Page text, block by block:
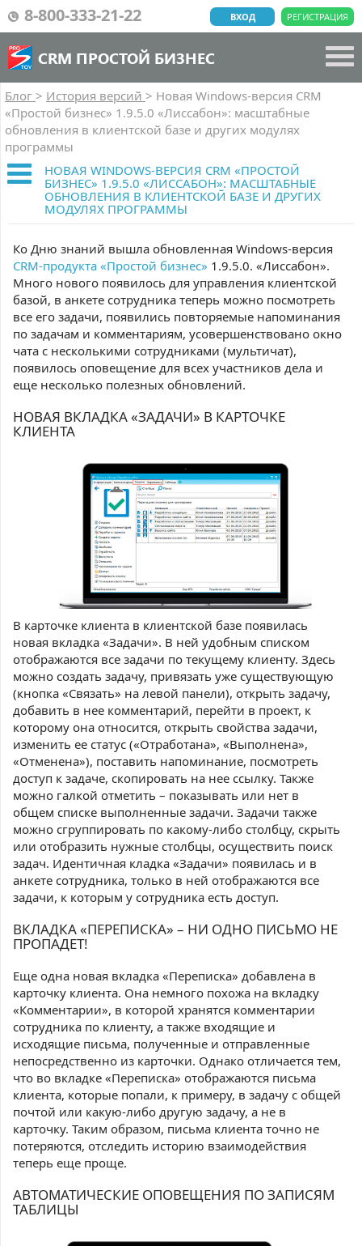
8-800-333-21-22 РЕГИСТРАЦИЯ
ВХОД
CRM ПРОСТОЙ БИЗНЕС
Блог > История версий > Новая Windows-версия CRM
«Простой бизнес» 1.9.5.0 «Лиссабон»: масштабные
обновления в клиентской базе и других модулях
программы
НОВАЯ WINDOWS-ВЕРСИЯ CRM «ПРОСТОЙ
БИЗНЕС» 1.9.5.0 «ЛИССАБОН»: МАСШТАБНЫЕ
ОБНОВЛЕНИЯ В КЛИЕНТСКОЙ БАЗЕ И ДРУГИХ
МОДУЛЯХ ПРОГРАММЫ
Ко Дню знаний вышла обновленная Windows-версия
CRM-продукта «Простой бизнес» 1.9.5.0. «Лиссабон».
Много нового появилось для управления клиентской
базой, в анкете сотрудника теперь можно посмотреть
все его задачи, появились повторяемые напоминания
по задачам и комментариям, усовершенствовано окно
чата с несколькими сотрудниками (мультичат),
появилось оповещение для всех участников дела и
еще несколько полезных обновлений.
НОВАЯ ВКЛАДКА «ЗАДАЧИ» В КАРТОЧКЕ
КЛИЕНТА
В карточке клиента в клиентской базе появилась
новая вкладка «Задачи». В ней удобным списком
отображаются все задачи по текущему клиенту. Здесь
можно создать задачу, привязать уже существующую
(кнопка «Связать» на левой панели), открыть задачу,
добавить в нее комментарий, перейти в проект, к
которому она относится, открыть свойства задачи,
изменить ее статус («Отработана», «Выполнена»,
«Отменена»), поставить напоминание, посмотреть
доступ к задаче, скопировать на нее ссылку. Также
можно галкой отметить – показывать или нет в
общем списке выполненные задачи. Задачи также
можно сгруппировать по какому-либо столбцу, скрыть
или отобразить нужные столбцы, осуществить поиск
задач. Идентичная кладка «Задачи» появилась и в
анкете сотрудника, только в ней отображаются все
задачи, к которым у сотрудника есть доступ.
ВКЛАДКА «ПЕРЕПИСКА» – НИ ОДНО ПИСЬМО НЕ
ПРОПАДЕТ!
Еще одна новая вкладка «Переписка» добавлена в
карточку клиента. Она немного похожа на вкладку
«Комментарии», в которой хранятся комментарии
сотрудника по клиенту, а также входящие и
исходящие письма, полученные и отправленные
непосредственно из карточки. Однако отличается тем,
что во вкладке «Переписка» отображаются письма
клиента, которые попали, к примеру, в задачу с общей
почтой или какую-либо другую задачу, а не в
карточку. Таким образом, письма клиента точно не
потеряются, отследить историю взаимодействия
теперь еще проще.
АВТОМАТИЧЕСКИЕ ОПОВЕЩЕНИЯ ПО ЗАПИСЯМ
ТАБЛИЦЫ